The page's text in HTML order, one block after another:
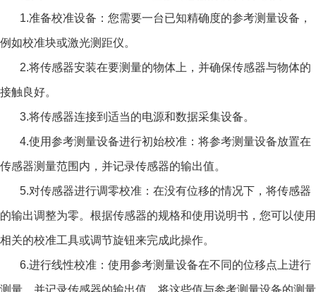
1.准备校准设备：您需要一台已知精确度的参考测量设备，
例如校准块或激光测距仪。
2.将传感器安装在要测量的物体上，并确保传感器与物体的
接触良好。
3.将传感器连接到适当的电源和数据采集设备。
4.使用参考测量设备进行初始校准：将参考测量设备放置在
传感器测量范围内，并记录传感器的输出值。
5.对传感器进行调零校准：在没有位移的情况下，将传感器
的输出调整为零。根据传感器的规格和使用说明书，您可以使用
相关的校准工具或调节旋钮来完成此操作。
6.进行线性校准：使用参考测量设备在不同的位移点上进行
测量，并记录传感器的输出值。将这些值与参考测量设备的测量